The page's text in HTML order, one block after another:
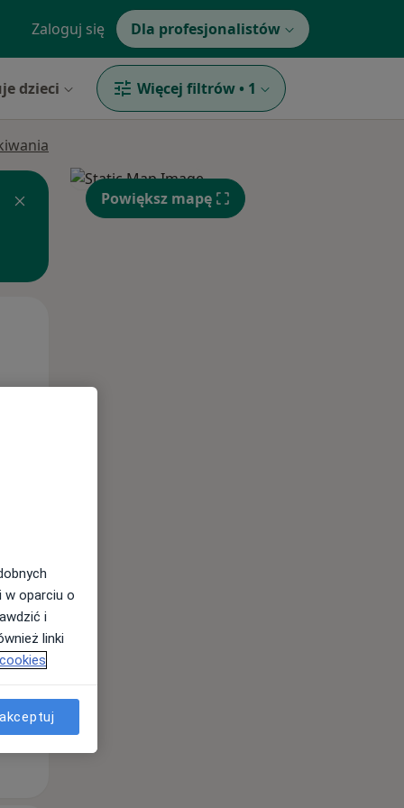
Zaloguj się Dla profesjonalistów
dzieci Więcej filtrów • 1
Wt,
11 Sie
Powiększ mapę
w oparciu o
i
linki